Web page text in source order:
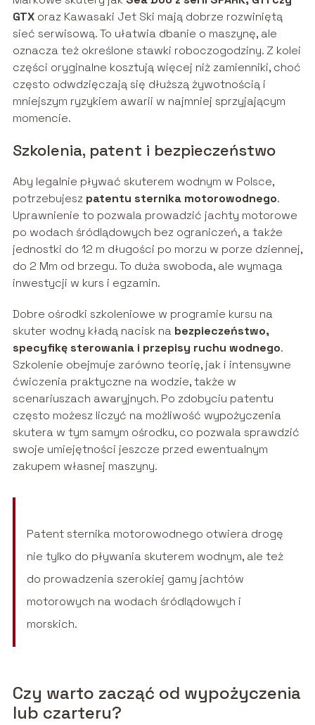
GTXoraz Kawasaki Jet Ski mają dobrze rozwiniętą
sieć serwisową. To ułatwia dbanie o maszynę, ale
oznacza też określone stawki roboczogodziny. Z kolei
części oryginalne kosztują więcej niż zamienniki, choć
często odwdzięczają się dłuższą żywotnością i
mniejszym ryzykiem awarii w najmniej sprzyjającym
momencie.
Szkolenia, patent i bezpieczeństwo
Aby legalnie pływać skuterem wodnym w Polsce,
potrzebujesz patentu sternika motorowodnego.
Uprawnienie to pozwala prowadzić jachty motorowe
po wodach śródlądowych bez ograniczeń, a także
jednostki do 12 m długości po morzu w porze dziennej,
do 2 Mm od brzegu. To duża swoboda, ale wymaga
inwestycji w kurs i egzamin.
Dobre ośrodki szkoleniowe w programie kursu na
skuter wodny kładą nacisk na bezpieczeństwo,
specyfikę sterowania i przepisy ruchu wodnego.
Szkolenie obejmuje zarówno teorię, jak i intensywne
ćwiczenia praktyczne na wodzie, także w
scenariuszach awaryjnych. Po zdobyciu patentu
często możesz liczyć na możliwość wypożyczenia
skutera w tym samym ośrodku, co pozwala sprawdzić
swoje umiejętności jeszcze przed ewentualnym
zakupem własnej maszyny.
Patent sternika motorowodnego otwiera drogę
nie tylko do pływania skuterem wodnym, ale też
do prowadzenia szerokiej gamy jachtów
motorowych na wodach śródlądowych i
morskich.
Czy warto zacząć od wypożyczenia
lub czarteru?